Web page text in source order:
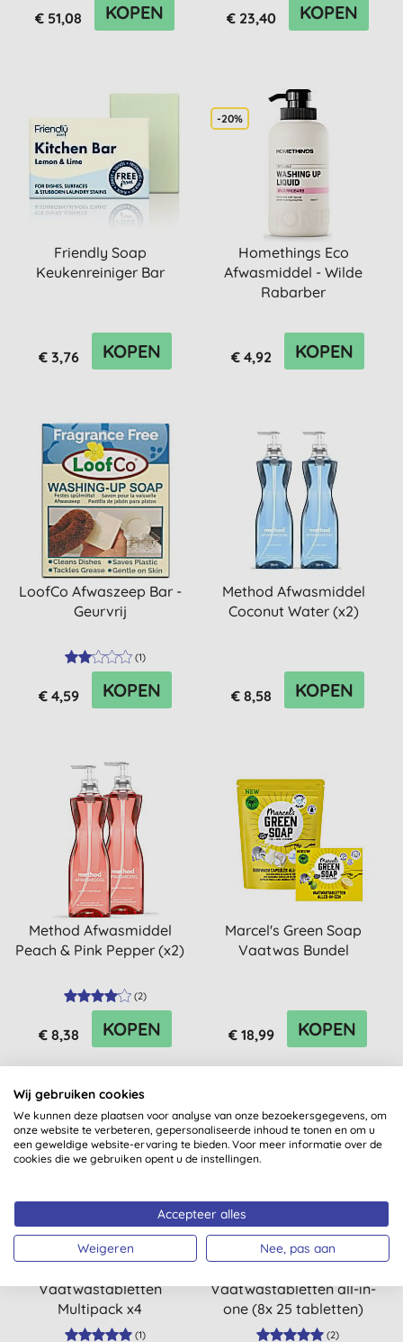
€ 51,08 KOPEN € 23,40 KOPEN
Friendly Soap
Keukenreiniger Bar
€ 3,76 KOPEN
-20%
Homethings Eco
Afwasmiddel - Wilde
Rabarber
€ 4,92 KOPEN
LoofCo Afwaszeep Bar -
Geurvrij
(1)
€ 4,59 KOPEN
Method Afwasmiddel
Coconut Water (x2)
€ 8,58 KOPEN
Method Afwasmiddel
Peach & Pink Pepper (x2)
(2)
€ 8,38 KOPEN
Marcel's Green Soap
Vaatwas Bundel
€ 18,99 KOPEN
Vaatwastabletten
Multipack x4
(1)
Vaatwastabletten all-in-
one (8x 25 tabletten)
(2)
Wij gebruiken cookies
We kunnen deze plaatsen voor analyse van onze bezoekersgegevens, om
onze website te verbeteren, gepersonaliseerde inhoud te tonen en om u
een geweldige website-ervaring te bieden. Voor meer informatie over de
cookies die we gebruiken opent u de instellingen.
Accepteer alles
Weigeren Nee, pas aan